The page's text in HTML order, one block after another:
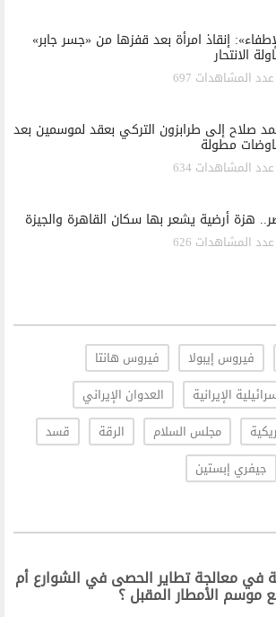
إنقاذ امرأة بعد قفزها من «جسر جابر»
الانتحار
عدد المشاهدات 697
صلاح إلى طرابزون التركي بعقد لموسمين بعد
مطولة
عدد المشاهدات 634
هزة أرضية يشعر بها سكان القاهرة والجيزة
عدد المشاهدات 626
فيروس إيبولا
فيروس هانتا
الإيرانية
العدوان الإيراني
مجلس السلام الرقة
قسد
جيفري إبستين
في معالجة تطاير الحصى في الشوارع أم
الأمطار المقبل ؟